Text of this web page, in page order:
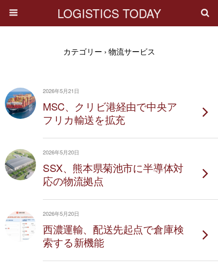
LOGISTICS TODAY
カテゴリー › 物流サービス
2026年5月21日
MSC、クリビ港経由で中央ア
フリカ輸送を拡充
2026年5月20日
SSX、熊本県菊池市に半導体対
応の物流拠点
2026年5月20日
西濃運輸、配送先起点で倉庫検
索する新機能